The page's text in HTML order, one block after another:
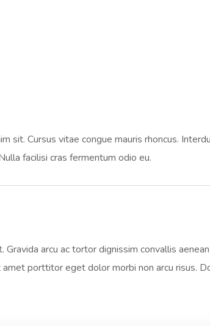
sit. Cursus vitae congue mauris rhoncus.
facilisi cras fermentum odio eu.
Gravida arcu ac tortor dignissim convallis
porttitor eget dolor morbi non arcu risus.